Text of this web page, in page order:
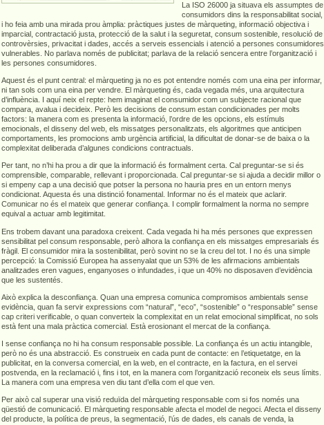
La ISO 26000 ja situava els assumptes de
consumidors dins la responsabilitat social,
i ho feia amb una mirada prou àmplia: pràctiques justes de màrqueting, informació objectiva i
imparcial, contractació justa, protecció de la salut i la seguretat, consum sostenible, resolució de
controvèrsies, privacitat i dades, accés a serveis essencials i atenció a persones consumidores
vulnerables. No parlava només de publicitat; parlava de la relació sencera entre l’organització i
les persones consumidores.
Aquest és el punt central: el màrqueting ja no es pot entendre només com una eina per informar,
ni tan sols com una eina per vendre. El màrqueting és, cada vegada més, una arquitectura
d’influència. I aquí neix el repte: hem imaginat el consumidor com un subjecte racional que
compara, avalua i decideix. Però les decisions de consum estan condicionades per molts
factors: la manera com es presenta la informació, l’ordre de les opcions, els estímuls
emocionals, el disseny del web, els missatges personalitzats, els algoritmes que anticipen
comportaments, les promocions amb urgència artificial, la dificultat de donar-se de baixa o la
complexitat deliberada d’algunes condicions contractuals.
Per tant, no n’hi ha prou a dir que la informació és formalment certa. Cal preguntar-se si és
comprensible, comparable, rellevant i proporcionada. Cal preguntar-se si ajuda a decidir millor o
si empeny cap a una decisió que potser la persona no hauria pres en un entorn menys
condicionat. Aquesta és una distinció fonamental. Informar no és el mateix que aclarir.
Comunicar no és el mateix que generar confiança. I complir formalment la norma no sempre
equival a actuar amb legitimitat.
Ens trobem davant una paradoxa creixent. Cada vegada hi ha més persones que expressen
sensibilitat pel consum responsable, però alhora la confiança en els missatges empresarials és
fràgil. El consumidor mira la sostenibilitat, però sovint no se la creu del tot. I no és una simple
percepció: la Comissió Europea ha assenyalat que un 53% de les afirmacions ambientals
analitzades eren vagues, enganyoses o infundades, i que un 40% no disposaven d’evidència
que les sustentés.
Això explica la desconfiança. Quan una empresa comunica compromisos ambientals sense
evidència, quan fa servir expressions com “natural”, “eco”, “sostenible” o “responsable” sense
cap criteri verificable, o quan converteix la complexitat en un relat emocional simplificat, no sols
està fent una mala pràctica comercial. Està erosionant el mercat de la confiança.
I sense confiança no hi ha consum responsable possible. La confiança és un actiu intangible,
però no és una abstracció. Es construeix en cada punt de contacte: en l’etiquetatge, en la
publicitat, en la conversa comercial, en la web, en el contracte, en la factura, en el servei
postvenda, en la reclamació i, fins i tot, en la manera com l’organització reconeix els seus límits.
La manera com una empresa ven diu tant d’ella com el que ven.
Per això cal superar una visió reduïda del màrqueting responsable com si fos només una
qüestió de comunicació. El màrqueting responsable afecta el model de negoci. Afecta el disseny
del producte, la política de preus, la segmentació, l’ús de dades, els canals de venda, la